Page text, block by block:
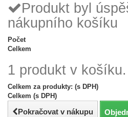
Produkt byl
nákupního košíku
Počet
Celkem
1 produkt v košíku.
Celkem za produkty: (s DPH)
Celkem (s DPH)
Pokračovat v nákupu